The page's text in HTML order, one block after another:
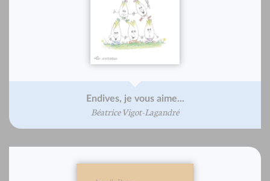
Endives, je vous aime...
Béatrice Vigot-Lagandré